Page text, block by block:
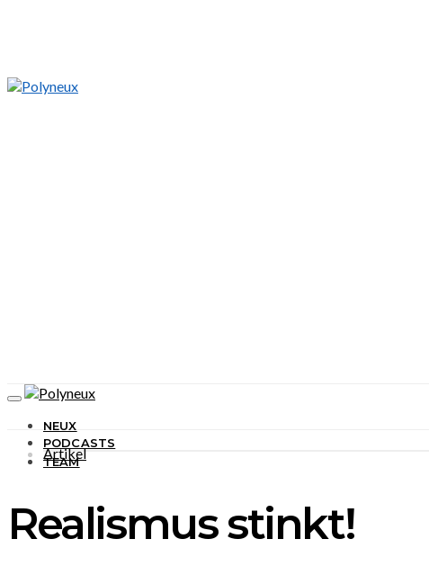
NEUX
PODCASTS
TEAM
Artikel
Realismus stinkt!